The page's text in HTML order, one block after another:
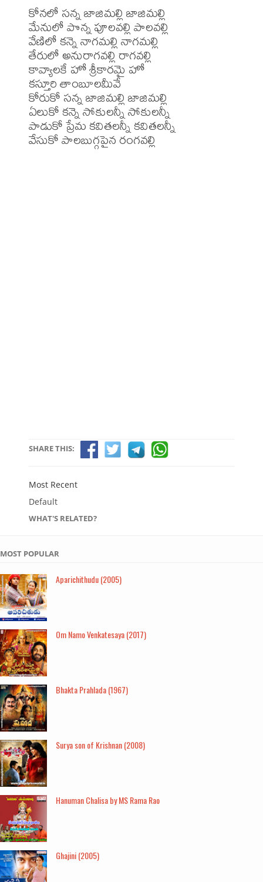
కోనలో సన్న జాజిమల్లి జాజిమల్లి
మేనులో పొన్న పూలవల్లి పాలవల్లి
వేణిలో కన్నె నాగమల్లి నాగమల్లి
తేరులో అనురాగవల్లి రాగవల్లి
కావ్యాలకే హో శ్రీకారమై హో
కస్తూరి తాంబూలమీవే
కోరుకో సన్న జాజిమల్లి జాజిమల్లి
ఏలుకో కన్నె సోకులన్నీ సోకులన్నీ
పాడుకో ప్రేమ కవితలన్నీ కవితలన్నీ
వేసుకో పాలబుగ్గపైన రంగవల్లి
SHARE THIS:
Most Recent
Default
WHAT'S RELATED?
MOST POPULAR
Aparichithudu (2005)
Om Namo Venkatesaya (2017)
Bhakta Prahlada (1967)
Surya son of Krishnan (2008)
Hanuman Chalisa by MS Rama Rao
Ghajini (2005)